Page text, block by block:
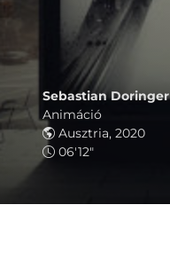
Sebastian Doringer
Animáció
Ausztria, 2020
06'12"